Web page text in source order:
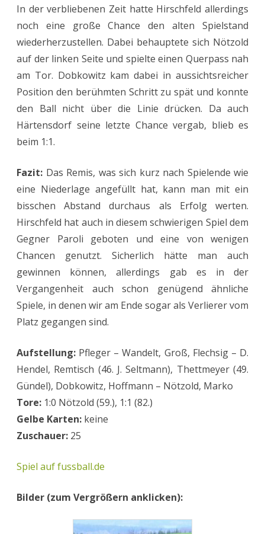
In der verbliebenen Zeit hatte Hirschfeld allerdings
noch eine große Chance den alten Spielstand
wiederherzustellen. Dabei behauptete sich Nötzold
auf der linken Seite und spielte einen Querpass nah
am Tor. Dobkowitz kam dabei in aussichtsreicher
Position den berühmten Schritt zu spät und konnte
den Ball nicht über die Linie drücken. Da auch
Härtensdorf seine letzte Chance vergab, blieb es
beim 1:1.
Fazit: Das Remis, was sich kurz nach Spielende wie
eine Niederlage angefüllt hat, kann man mit ein
bisschen Abstand durchaus als Erfolg werten.
Hirschfeld hat auch in diesem schwierigen Spiel dem
Gegner Paroli geboten und eine von wenigen
Chancen genutzt. Sicherlich hätte man auch
gewinnen können, allerdings gab es in der
Vergangenheit auch schon genügend ähnliche
Spiele, in denen wir am Ende sogar als Verlierer vom
Platz gegangen sind.
Aufstellung: Pfleger – Wandelt, Groß, Flechsig – D.
Hendel, Remtisch (46. J. Seltmann), Thettmeyer (49.
Gündel), Dobkowitz, Hoffmann – Nötzold, Marko
Tore: 1:0 Nötzold (59.), 1:1 (82.)
Gelbe Karten: keine
Zuschauer: 25
Spiel auf fussball.de
Bilder (zum Vergrößern anklicken):